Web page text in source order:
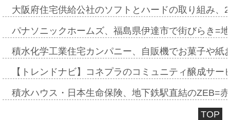
大阪府住宅供給公社のソフトとハードの取り組み
パナソニックホームズ、福島県伊達市で街びらき=
積水化学工業住宅カンパニー、自販機でお菓子や
【トレンドナビ】コネプラのコミュニティ醸成サ
積水ハウス・日本生命保険、地下鉄駅直結のZEB=
TOP